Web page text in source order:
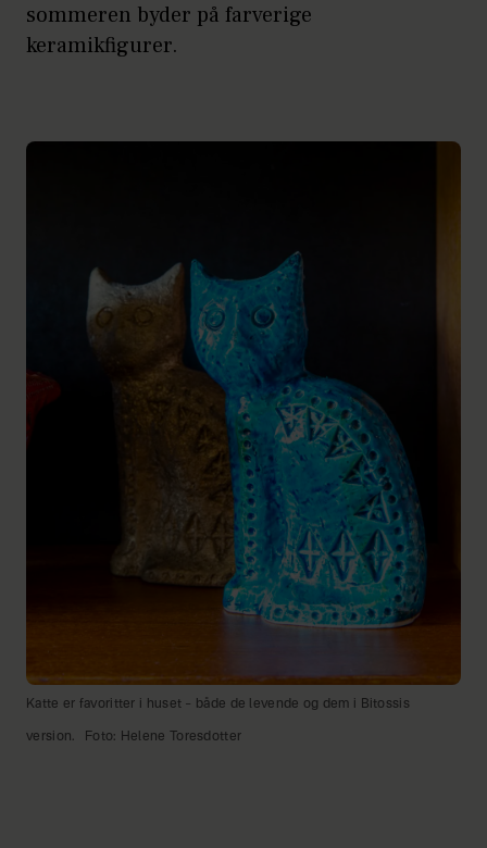
sommeren byder på farverige
keramikfigurer.
Katte er favoritter i huset – både de levende og dem i Bitossis
version. Foto: Helene Toresdotter